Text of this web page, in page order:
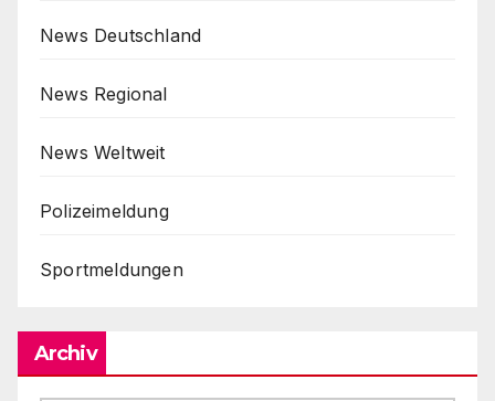
News Deutschland
News Regional
News Weltweit
Polizeimeldung
Sportmeldungen
Archiv